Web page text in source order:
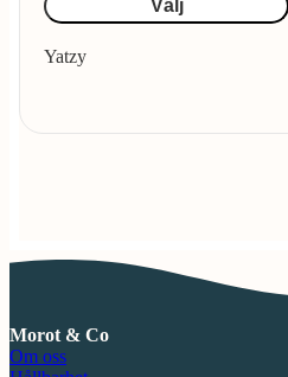
Välj
Yatzy
Morot & Co
Om oss